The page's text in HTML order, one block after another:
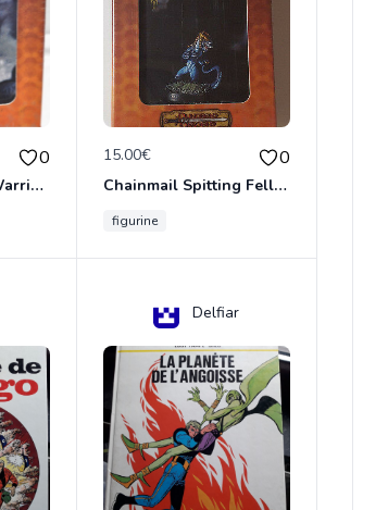
0
Chainmail Gnoll Warrior Dungeons & Dragons
15.00€ 0
Chainmail Spitting Felldrake
figurine
Delfiar